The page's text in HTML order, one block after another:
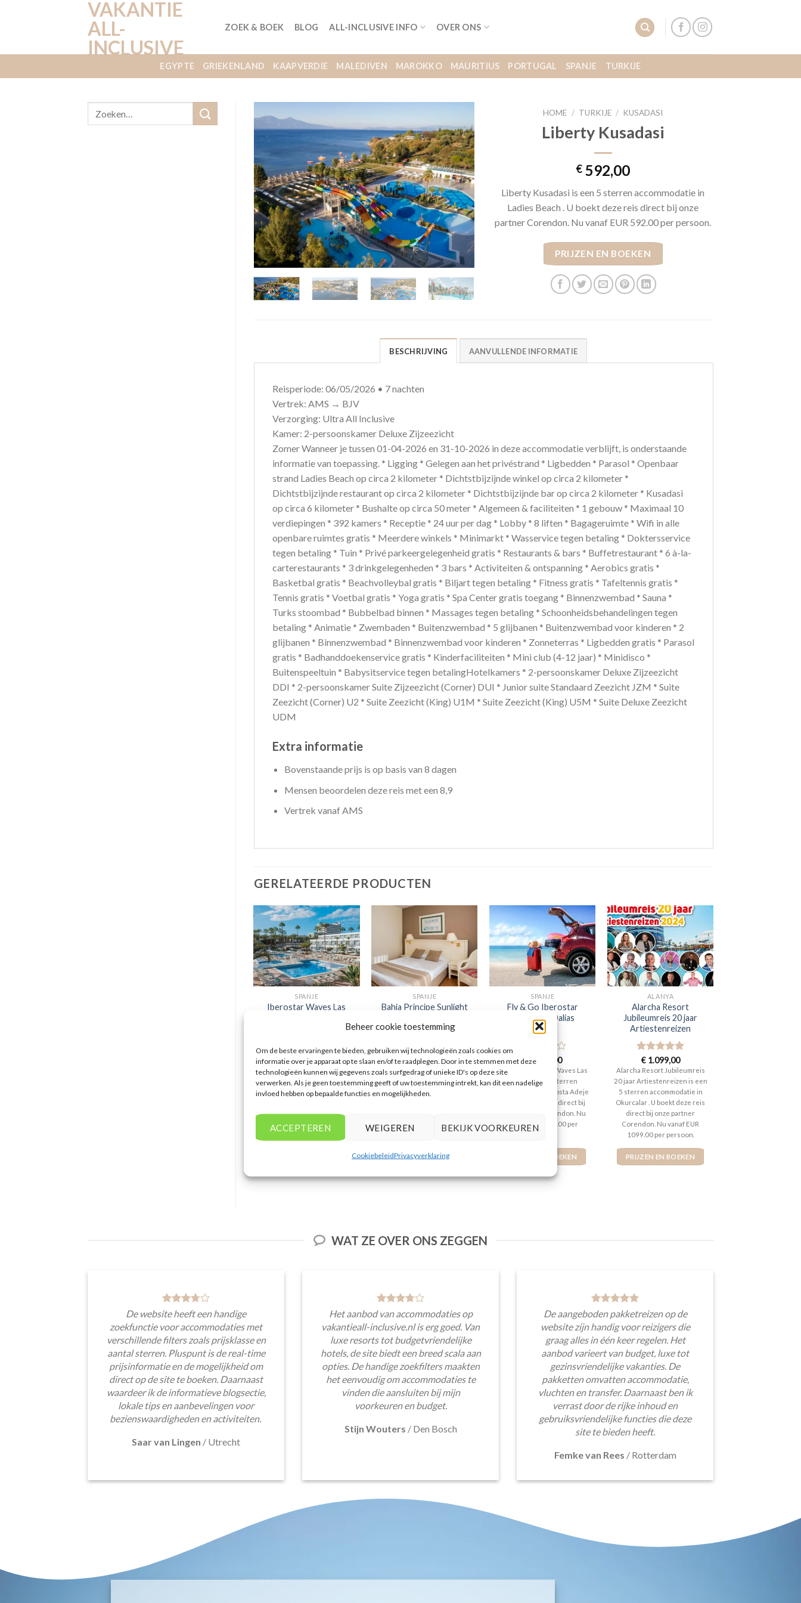
Beheer cookie toestemming
Om de beste ervaringen te bieden, gebruiken wij technologieën zoals cookies om
informatie over je apparaat op te slaan en/of te raadplegen. Door in te stemmen met deze
technologieën kunnen wij gegevens zoals surfgedrag of unieke ID's op deze site
verwerken. Als je geen toestemming geeft of uw toestemming intrekt, kan dit een nadelige
invloed hebben op bepaalde functies en mogelijkheden.
ACCEPTEREN WEIGEREN BEKIJK VOORKEUREN
CookiebeleidPrivacyverklaring
VAKANTIE
ALL-
INCLUSIVE
ZOEK & BOEK BLOG ALL-INCLUSIVE INFO OVER ONS
EGYPTE GRIEKENLAND KAAPVERDIE MALEDIVEN MAROKKO MAURITIUS PORTUGAL SPANJE TURKIJE
HOME / TURKIJE / KUSADASI
Liberty Kusadasi
€ 592,00
Liberty Kusadasi is een 5 sterren accommodatie in
Ladies Beach . U boekt deze reis direct bij onze
partner Corendon. Nu vanaf EUR 592.00 per persoon.
PRIJZEN EN BOEKEN
BESCHRIJVING AANVULLENDE INFORMATIE
Reisperiode: 06/05/2026 • 7 nachten
Vertrek: AMS → BJV
Verzorging: Ultra All Inclusive
Kamer: 2-persoonskamer Deluxe Zijzeezicht
Zomer Wanneer je tussen 01-04-2026 en 31-10-2026 in deze accommodatie verblijft, is onderstaande
informatie van toepassing. * Ligging * Gelegen aan het privéstrand * Ligbedden * Parasol * Openbaar
strand Ladies Beach op circa 2 kilometer * Dichtstbijzijnde winkel op circa 2 kilometer *
Dichtstbijzijnde restaurant op circa 2 kilometer * Dichtstbijzijnde bar op circa 2 kilometer * Kusadasi
op circa 6 kilometer * Bushalte op circa 50 meter * Algemeen & faciliteiten * 1 gebouw * Maximaal 10
verdiepingen * 392 kamers * Receptie * 24 uur per dag * Lobby * 8 liften * Bagageruimte * Wifi in alle
openbare ruimtes gratis * Meerdere winkels * Minimarkt * Wasservice tegen betaling * Doktersservice
tegen betaling * Tuin * Privé parkeergelegenheid gratis * Restaurants & bars * Buffetrestaurant * 6 à-la-
carterestaurants * 3 drinkgelegenheden * 3 bars * Activiteiten & ontspanning * Aerobics gratis *
Basketbal gratis * Beachvolleybal gratis * Biljart tegen betaling * Fitness gratis * Tafeltennis gratis *
Tennis gratis * Voetbal gratis * Yoga gratis * Spa Center gratis toegang * Binnenzwembad * Sauna *
Turks stoombad * Bubbelbad binnen * Massages tegen betaling * Schoonheidsbehandelingen tegen
betaling * Animatie * Zwembaden * Buitenzwembad * 5 glijbanen * Buitenzwembad voor kinderen * 2
glijbanen * Binnenzwembad * Binnenzwembad voor kinderen * Zonneterras * Ligbedden gratis * Parasol
gratis * Badhanddoekenservice gratis * Kinderfaciliteiten * Mini club (4-12 jaar) * Minidisco *
Buitenspeeltuin * Babysitservice tegen betalingHotelkamers * 2-persoonskamer Deluxe Zijzeezicht
DDI * 2-persoonskamer Suite Zijzeezicht (Corner) DUI * Junior suite Standaard Zeezicht JZM * Suite
Zeezicht (Corner) U2 * Suite Zeezicht (King) U1M * Suite Zeezicht (King) U5M * Suite Deluxe Zeezicht
UDM
Extra informatie
Bovenstaande prijs is op basis van 8 dagen
Mensen beoordelen deze reis met een 8,9
Vertrek vanaf AMS
GERELATEERDE PRODUCTEN
SPANJE
Iberostar Waves Las
Gewaardeerd
4uit 5
€590,00
Iberostar Waves Las Dalias is
een 4 sterren accommodatie
in Costa Adeje . U boekt deze
Corendon. Nu vanaf EUR
590.00 per persoon.
SPANJE
Bahia Principe Sunlight
Gewaardeerd
4uit 5
€929,00
Bahia Principe Sunlight
Tenerife is een 4 sterren
accommodatie in Playa
Corendon. Nu vanaf EUR
PRIJZEN EN BOEKEN
SPANJE
Fly & Go Iberostar
Waves Las Dalias
Gewaardeerd
€1.338,00
Fly & Go Iberostar Waves Las
Dalias is een 4 sterren
accommodatie in Costa Adeje
. U boekt deze reis direct bij
onze partner Corendon. Nu
vanaf EUR 1338.00 per
PRIJZEN EN BOEKEN
ALANYA
Alarcha Resort
Jubileumreis 20 jaar
Artiestenreizen
Gewaardeerd
5 uit 5
€1.099,00
Alarcha Resort Jubileumreis
20 jaar Artiestenreizen is een
5 sterren accommodatie in
Okurcalar . U boekt deze reis
direct bij onze partner
Corendon. Nu vanaf EUR
1099.00 per persoon.
PRIJZEN EN BOEKEN
WAT ZE OVER ONS ZEGGEN
De website heeft een handige
zoekfunctie voor accommodaties met
verschillende filters zoals prijsklasse en
aantal sterren. Pluspunt is de real-time
prijsinformatie en de mogelijkheid om
direct op de site te boeken. Daarnaast
waardeer ik de informatieve blogsectie,
lokale tips en aanbevelingen voor
bezienswaardigheden en activiteiten.
Saar van Lingen / Utrecht
Het aanbod van accommodaties op
vakantieall-inclusive.nl is erg goed. Van
luxe resorts tot budgetvriendelijke
hotels, de site biedt een breed scala aan
opties. De handige zoekfilters maakten
het eenvoudig om accommodaties te
vinden die aansluiten bij mijn
voorkeuren en budget.
Stijn Wouters / Den Bosch
De aangeboden pakketreizen op de
website zijn handig voor reizigers die
graag alles in één keer regelen. Het
aanbod varieert van budget, luxe tot
gezinsvriendelijke vakanties. De
pakketten omvatten accommodatie,
vluchten en transfer. Daarnaast ben ik
verrast door de rijke inhoud en
gebruiksvriendelijke functies die deze
site te bieden heeft.
Femke van Rees / Rotterdam